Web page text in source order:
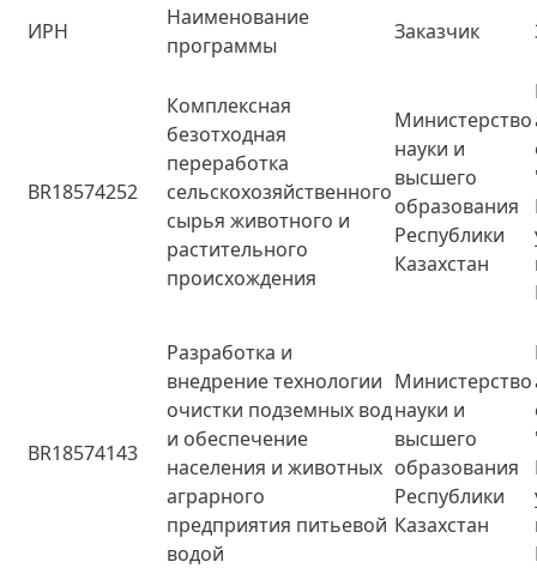
ИРН
Наименование
программы
Заказчик
BR18574252
Комплексная
безотходная
переработка
сельскохозяйственного
сырья животного и
растительного
происхождения
Министерство
науки и
высшего
образования
Республики
Казахстан
BR18574143
Разработка и
внедрение технологии
очистки подземных вод
и обеспечение
населения и животных
аграрного
предприятия питьевой
водой
Министерство
науки и
высшего
образования
Республики
Казахстан